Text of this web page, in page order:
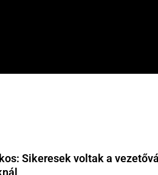
Sikeresek voltak a